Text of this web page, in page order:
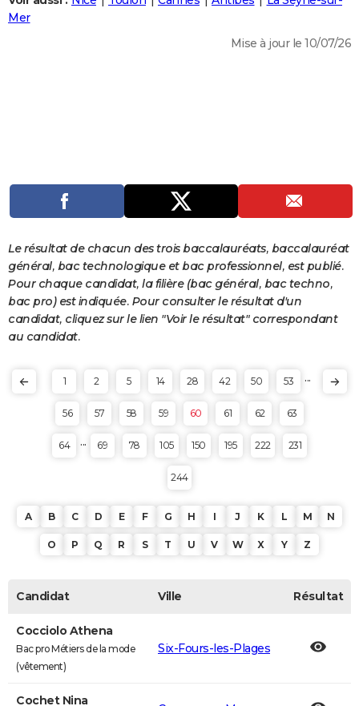
Destinations
City break
Voyage nature
Voyage de noces
Forum
Climat
+
PHOTO
PROGRAMME TV
S'inscrire
Se connecter
Lycées
Collèges
Primaires
Universités
Entreprises
Service militaire
Avis de recherche
AVIS DE DÉCÈS
FORUM
Bricolage
Lifestyle
Culture
Sport
Auto
Television
Voyage
Cinema
Mer
Mise à jour le 10/07/26
Le résultat de chacun des trois baccalauréats, baccalauréat
général, bac technologique et bac professionnel, est publié.
Pour chaque candidat, la filière (bac général, bac techno,
bac pro) est indiquée. Pour consulter le résultat d'un
candidat, cliquez sur le lien "Voir le résultat" correspondant
au candidat.
1 2 5 14 28 42 50 53 ...
56 57 58 59 60 61 62 63
64 ... 69 78 105 150 195 222 231
244
A B C D E F G H I J K L M N
O P Q R S T U V W X Y Z
Candidat Ville Résultat
Cocciolo Athena
Bac pro Métiers de la mode
(vêtement)
Six-Fours-les-Plages
Cochet Nina